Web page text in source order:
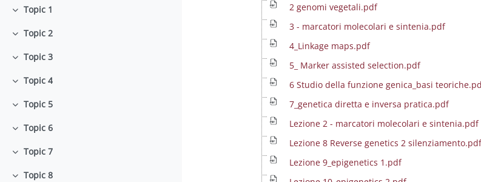
Minimizza
Topic 1
Minimizza
Topic 2
Minimizza
Topic 3
Minimizza
Topic 4
Minimizza
Topic 5
Minimizza
Topic 6
Minimizza
Topic 7
Topic 8
2 genomi vegetali.pdf
3 - marcatori molecolari e sintenia.pdf
4_Linkage maps.pdf
5_ Marker assisted selection.pdf
6 Studio della funzione genica_basi
7_genetica diretta e inversa pratica.pdf
Lezione 2 - marcatori molecolari e sintenia.pdf
Lezione 8 Reverse genetics 2 silenziamento.pdf
Lezione 9_epigenetics 1.pdf